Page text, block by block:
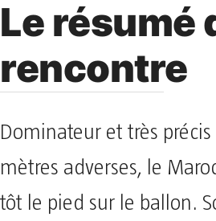
Le résumé
rencontre
Dominateur et très précis
mètres adverses, le
tôt le pied sur le ballon.